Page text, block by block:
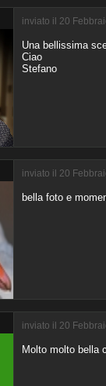
inviato il 20
Una bellissima
Ciao
Stefano
inviato il 20
bella foto e
inviato il 20
Molto molto bella